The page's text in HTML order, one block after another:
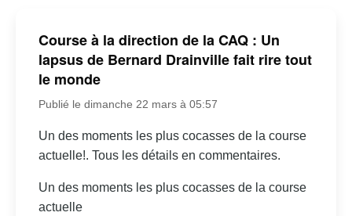
Course à la direction de la CAQ : Un
lapsus de Bernard Drainville fait rire tout
le monde
Publié le dimanche 22 mars à 05:57
Un des moments les plus cocasses de la course
actuelle!. Tous les détails en commentaires.
Un des moments les plus cocasses de la course
actuelle